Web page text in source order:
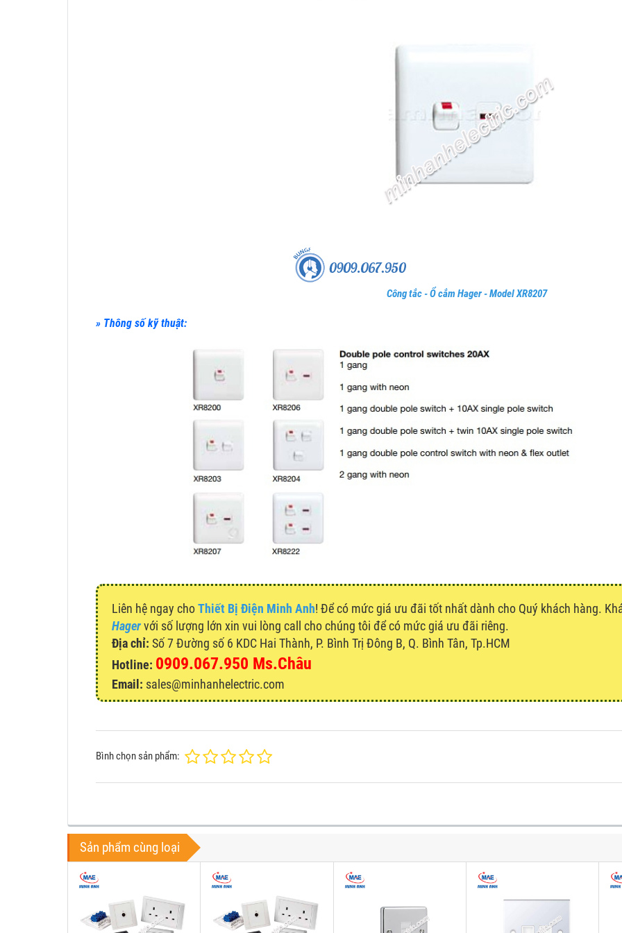
Công tắc - Ổ cắm Hager - Model XR8207
» Thông số kỹ thuật:
Liên hệ ngay choThiết Bị Điện Minh Anh! Để có mức giá ưu đãi tốt nhất dành cho Quý khách hàng.
Hagervới số lượng lớn xin vui lòng call cho chúng tôi để có mức giá ưu đãi riêng.
Địa chỉ: Số 7 Đường số 6 KDC Hai Thành, P. Bình Trị Đông B, Q. Bình Tân, Tp.HCM
Hotline: 0909.067.950 Ms.Châu
Email: sales@minhanhelectric.com
Bình chọn sản phẩm:
Sản phẩm cùng loại